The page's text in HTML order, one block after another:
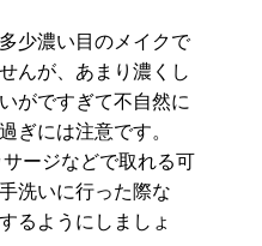
少濃い目のメイクで
んが、あまり濃くし
がですぎて不自然に
ぎには注意です。
ージなどで取れる可
洗いに行った際な
るようにしましょ